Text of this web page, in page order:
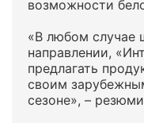
возможности
«В любом случае
направлении,
предлагать
своим
сезоне», –